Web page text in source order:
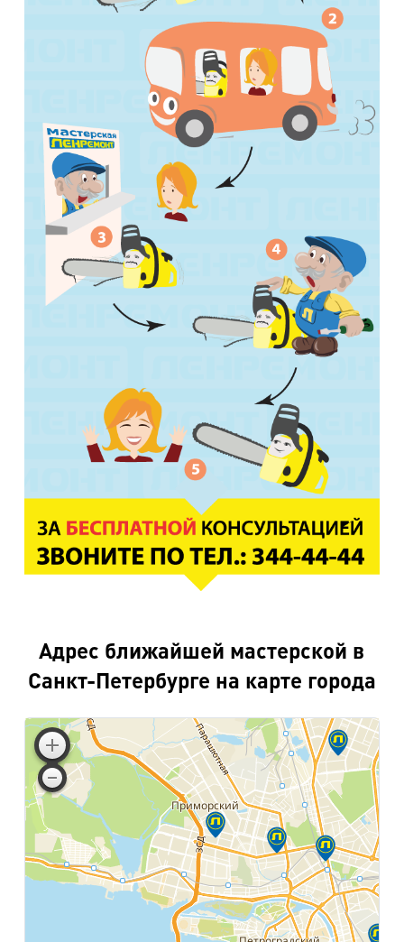
Адрес ближайшей мастерской в
Санкт-Петербурге на карте города